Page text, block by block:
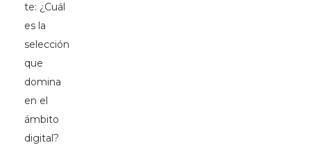
te: ¿Cuál
es la
selección
que
domina
en el
ámbito
digital?